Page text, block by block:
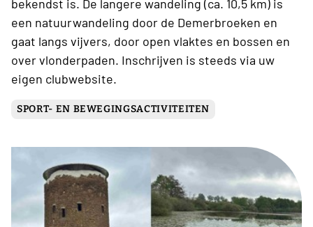
bekendst is. De langere wandeling (ca. 10,5 km) is
een natuurwandeling door de Demerbroeken en
gaat langs vijvers, door open vlaktes en bossen en
over vlonderpaden. Inschrijven is steeds via uw
eigen clubwebsite.
SPORT- EN BEWEGINGSACTIVITEITEN